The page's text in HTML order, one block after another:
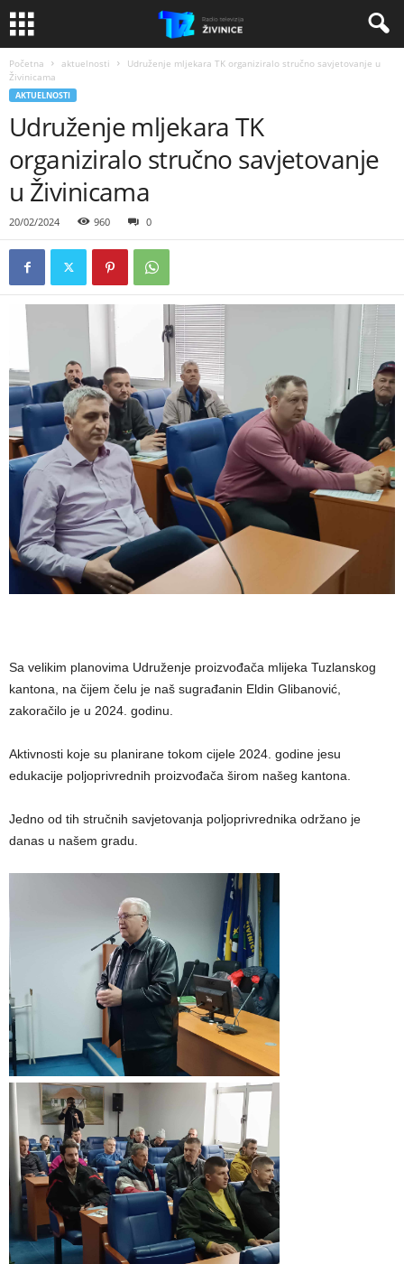
Početna aktuelnosti
Udruženje mljekara TK organiziralo stručno savjetovanje u
Živinicama
AKTUELNOSTI
Udruženje mljekara TK
organiziralo stručno savjetovanje
u Živinicama
20/02/2024 960 0
Sa velikim planovima Udruženje proizvođača mlijeka Tuzlanskog
kantona, na čijem čelu je naš sugrađanin Eldin Glibanović,
zakoračilo je u 2024. godinu.
Aktivnosti koje su planirane tokom cijele 2024. godine jesu
edukacije poljoprivrednih proizvođača širom našeg kantona.
Jedno od tih stručnih savjetovanja poljoprivrednika održano je
danas u našem gradu.